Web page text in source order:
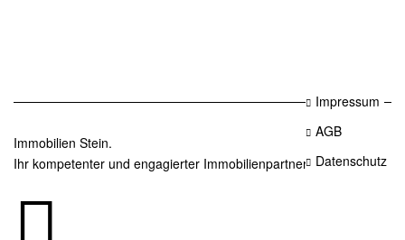
Immobilien Stein.
Ihr kompetenter und engagierter Immobilienpartner in Essen.
Impressum
AGB
Datenschutz